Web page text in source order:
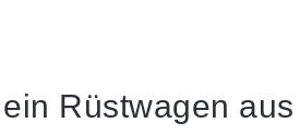
Rüstwagen aus